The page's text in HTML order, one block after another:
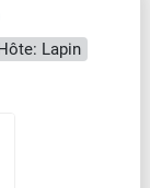
Lapin